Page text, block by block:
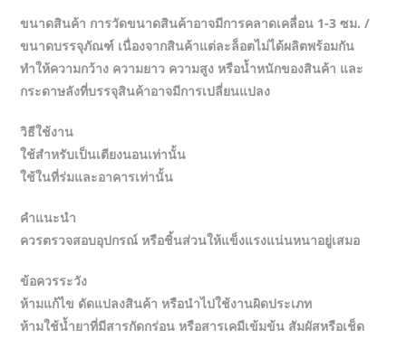
ขนาดสินค้า การวัดขนาดสินค้าอาจมีการคลาดเคลื่อน 1-3 ซม. /
ขนาดบรรจุภัณฑ์ เนื่องจากสินค้าแต่ละล็อตไม่ได้ผลิตพร้อมกัน
ทำให้ความกว้าง ความยาว ความสูง หรือน้ำหนักของสินค้า และ
กระดาษลังที่บรรจุสินค้าอาจมีการเปลี่ยนแปลง
วิธีใช้งาน
ใช้สำหรับเป็นเตียงนอนเท่านั้น
ใช้ในที่ร่มและอาคารเท่านั้น
คำแนะนำ
ควรตรวจสอบอุปกรณ์ หรือชิ้นส่วนให้แข็งแรงแน่นหนาอยู่เสมอ
ข้อควรระวัง
ห้ามแก้ไข ดัดแปลงสินค้า หรือนำไปใช้งานผิดประเภท
ห้ามใช้น้ำยาที่มีสารกัดกร่อน หรือสารเคมีเข้มข้น สัมผัสหรือเช็ด